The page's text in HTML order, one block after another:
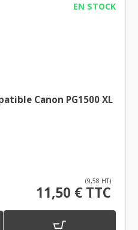
EN STOCK
Canon PG1500 XL
(9,58 HT)
11,50 € TTC